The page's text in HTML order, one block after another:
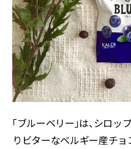
「ブルーベリー」は、シロ
りビターなベルギー産チョ